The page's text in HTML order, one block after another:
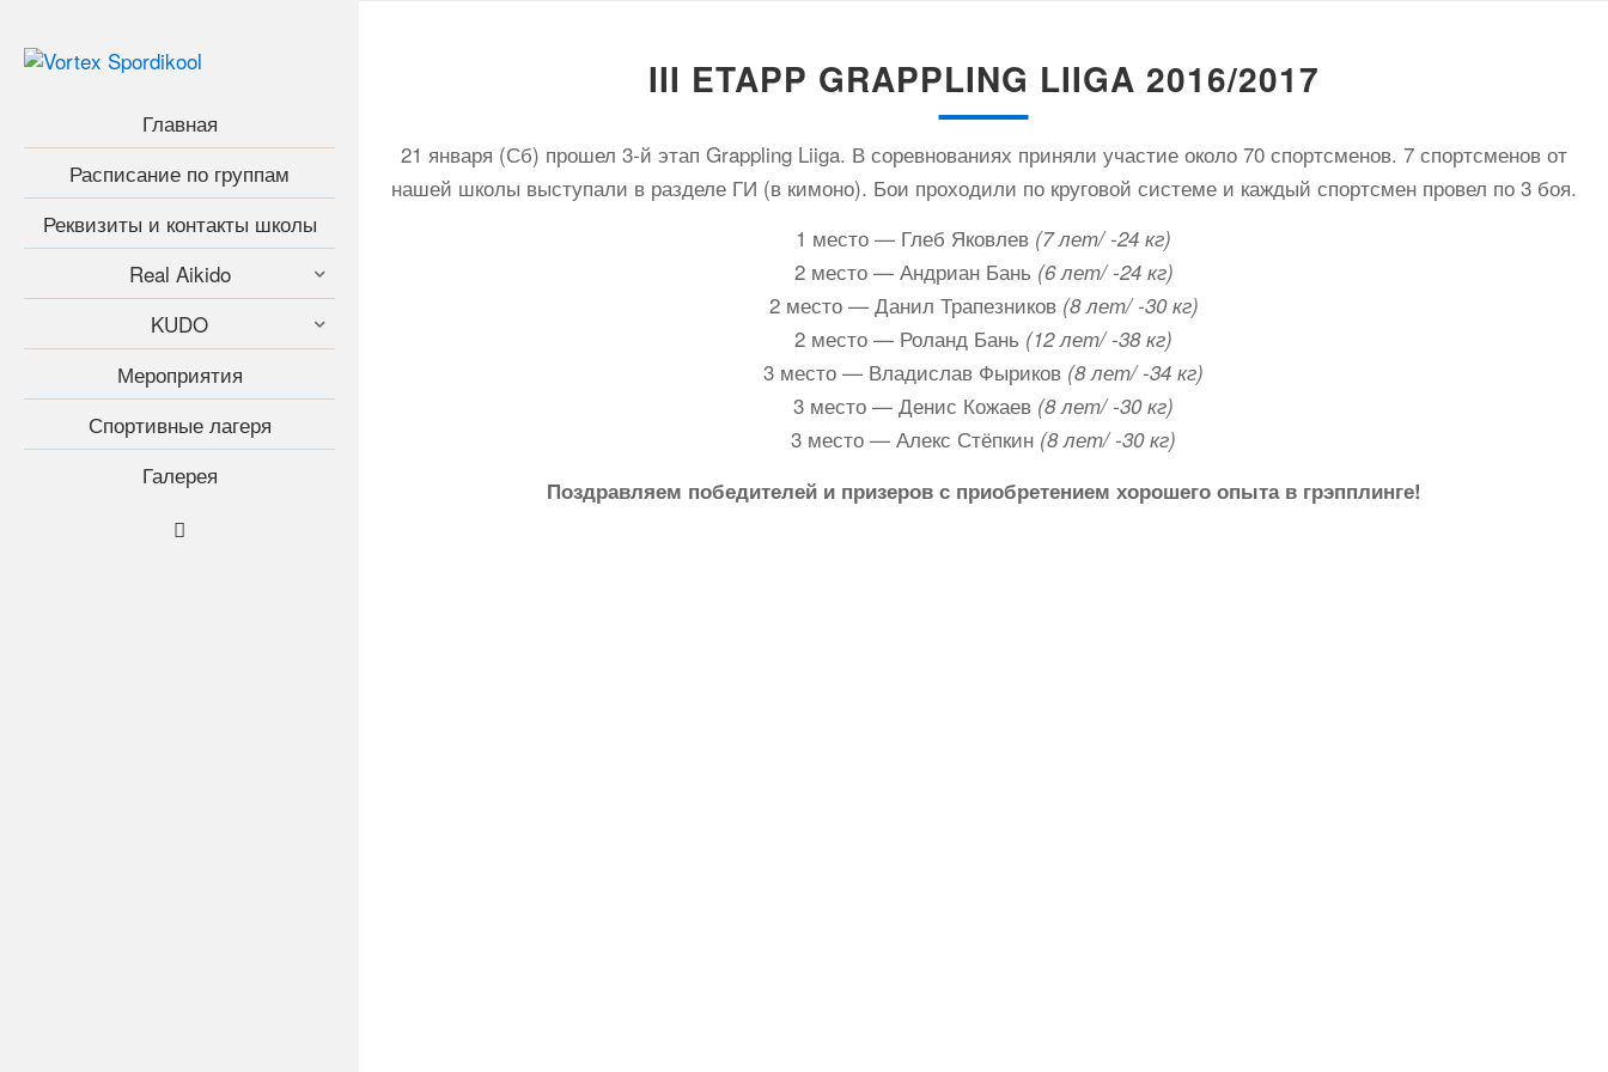
Главная
Расписание по группам
Реквизиты и контакты школы
Real Aikido
KUDO
Мероприятия
Спортивные лагеря
Галерея
III ETAPP GRAPPLING LIIGA 2016/2017
21 января (Сб) прошел 3-й этап Grappling Liiga. В соревнованиях приняли участие около 70 спортсменов. 7 спортсменов от
нашей школы выступали в разделе ГИ (в кимоно). Бои проходили по круговой системе и каждый спортсмен провел по 3 боя.
1 место — Глеб Яковлев (7 лет/ -24 кг)
2 место — Андриан Бань (6 лет/ -24 кг)
2 место — Данил Трапезников (8 лет/ -30 кг)
2 место — Роланд Бань (12 лет/ -38 кг)
3 место — Владислав Фыриков (8 лет/ -34 кг)
3 место — Денис Кожаев (8 лет/ -30 кг)
3 место — Алекс Стёпкин (8 лет/ -30 кг)
Поздравляем победителей и призеров с приобретением хорошего опыта в грэпплинге!